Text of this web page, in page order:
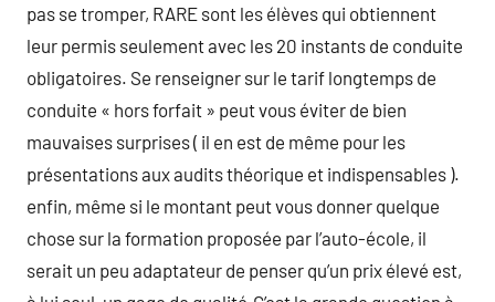
pas se tromper, RARE sont les élèves qui obtiennent
leur permis seulement avec les 20 instants de conduite
obligatoires. Se renseigner sur le tarif longtemps de
conduite « hors forfait » peut vous éviter de bien
mauvaises surprises ( il en est de même pour les
présentations aux audits théorique et indispensables ).
enfin, même si le montant peut vous donner quelque
chose sur la formation proposée par l’auto-école, il
serait un peu adaptateur de penser qu’un prix élevé est,